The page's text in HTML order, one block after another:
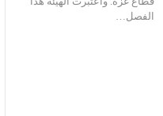
الفصل…